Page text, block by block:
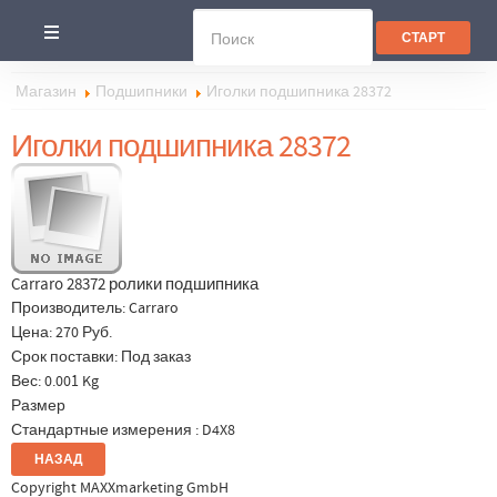
Магазин Подшипники Иголки подшипника 28372
Иголки подшипника 28372
Carraro 28372 ролики подшипника
Производитель:Carraro
Цена:270 Руб.
Срок поставки: Под заказ
Вес:0.001 Kg
Размер
Стандартные измерения : D4X8
Copyright MAXXmarketing GmbH